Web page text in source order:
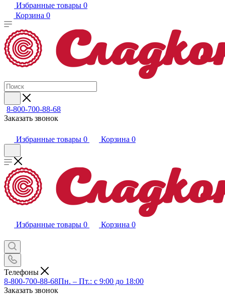
Избранные товары 0
Корзина 0
8-800-700-88-68
Заказать звонок
Избранные товары 0 Корзина 0
Избранные товары 0 Корзина 0
Телефоны
8-800-700-88-68Пн. – Пт.: с 9:00 до 18:00
Заказать звонок